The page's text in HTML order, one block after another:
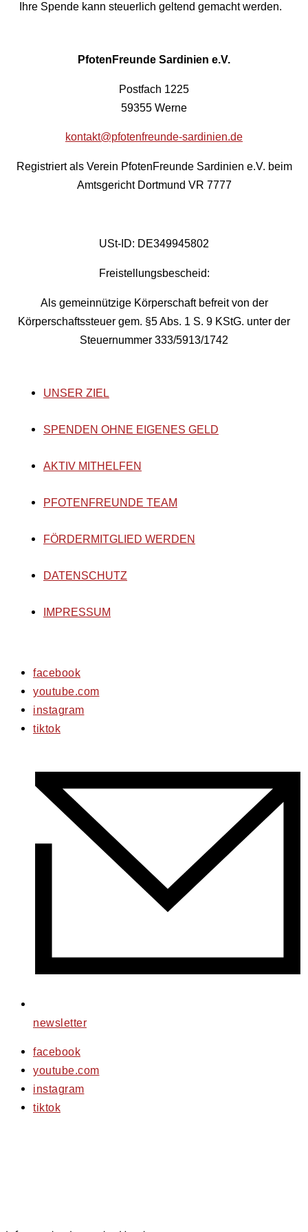
Ihre Spende kann steuerlich geltend gemacht werden.
PfotenFreunde Sardinien e.V.
Postfach 1225
59355 Werne
kontakt@pfotenfreunde-sardinien.de
Registriert als Verein PfotenFreunde Sardinien e.V. beim
Amtsgericht Dortmund VR 7777
USt-ID: DE349945802
Freistellungsbescheid:
Als gemeinnützige Körperschaft befreit von der
Körperschaftssteuer gem. §5 Abs. 1 S. 9 KStG. unter der
Steuernummer 333/5913/1742
UNSER ZIEL
SPENDEN OHNE EIGENES GELD
AKTIV MITHELFEN
PFOTENFREUNDE TEAM
FÖRDERMITGLIED WERDEN
DATENSCHUTZ
IMPRESSUM
facebook
youtube.com
instagram
tiktok
newsletter
facebook
youtube.com
instagram
tiktok